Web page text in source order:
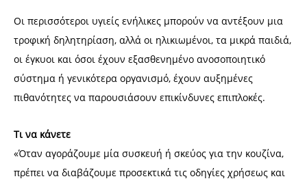
Οι περισσότεροι υγιείς ενήλικες μπορούν να αντέξουν μια
τροφική δηλητηρίαση, αλλά οι ηλικιωμένοι, τα μικρά παιδιά,
οι έγκυοι και όσοι έχουν εξασθενημένο ανοσοποιητικό
σύστημα ή γενικότερα οργανισμό, έχουν αυξημένες
πιθανότητες να παρουσιάσουν επικίνδυνες επιπλοκές.
Τι να κάνετε
«Όταν αγοράζουμε μία συσκευή ή σκεύος για την κουζίνα,
πρέπει να διαβάζουμε προσεκτικά τις οδηγίες χρήσεως και